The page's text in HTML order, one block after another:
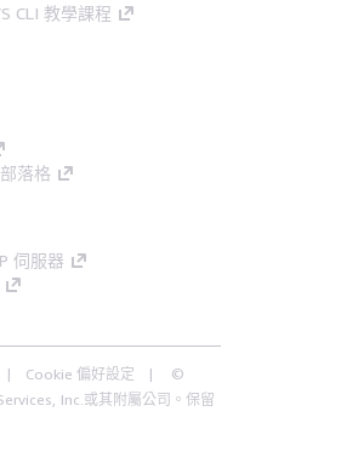
CLI 教學課程
落格
伺服器
Cookie 偏好設定
©
Inc.或其附屬公司。保留